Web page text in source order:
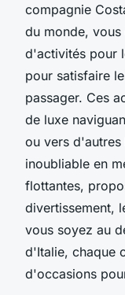
compagnie
du monde,
d'activités pour
pour satisfaire
passager. Ces
de luxe
ou vers d'autres
inoubliable en
flottantes,
divertissement,
vous soyez au
d'Italie, chaque
d'occasions